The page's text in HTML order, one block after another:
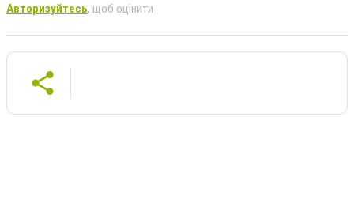
Авторизуйтесь, щоб оцінити